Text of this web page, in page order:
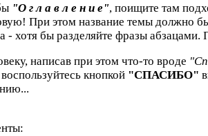
"О г л а в л е н и е", поищите там
При этом название темы должно
- хотя бы разделяйте фразы
написав при этом что-то вроде
кнопкой "СПАСИБО"